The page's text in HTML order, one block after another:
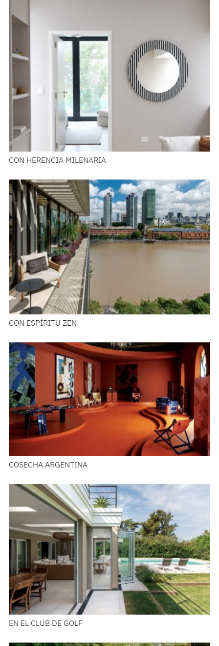
CON HERENCIA MILENARIA
CON ESPÍRITU ZEN
COSECHA ARGENTINA
EN EL CLUB DE GOLF